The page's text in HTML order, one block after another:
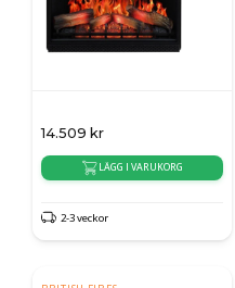
14.509 kr
LÄGG I VARUKORG
2-3 veckor